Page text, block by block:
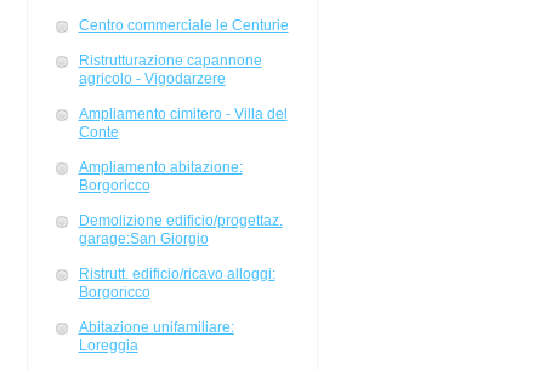
Centro commerciale le Centurie
Ristrutturazione capannone
agricolo - Vigodarzere
Ampliamento cimitero - Villa del
Conte
Ampliamento abitazione:
Borgoricco
Demolizione edificio/progettaz.
garage:San Giorgio
Ristrutt. edificio/ricavo alloggi:
Borgoricco
Abitazione unifamiliare:
Loreggia